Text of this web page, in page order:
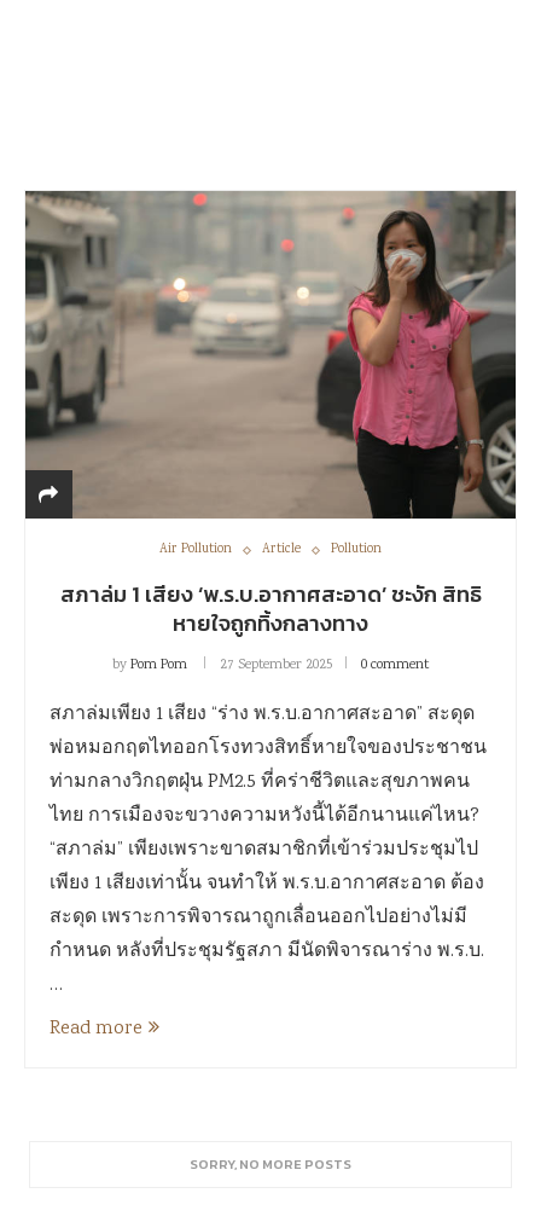
Air Pollution Article Pollution
สภาล่ม 1 เสียง ‘พ.ร.บ.อากาศสะอาด’ ชะงัก สิทธิ
หายใจถูกทิ้งกลางทาง
byPom Pom 27 September 2025 0 comment
สภาล่มเพียง 1 เสียง “ร่าง พ.ร.บ.อากาศสะอาด” สะดุด
พ่อหมอกฤตไทออกโรงทวงสิทธิ์หายใจของประชาชน
ท่ามกลางวิกฤตฝุ่น PM2.5 ที่คร่าชีวิตและสุขภาพคน
ไทย การเมืองจะขวางความหวังนี้ได้อีกนานแค่ไหน?
“สภาล่ม” เพียงเพราะขาดสมาชิกที่เข้าร่วมประชุมไป
เพียง 1 เสียงเท่านั้น จนทำให้ พ.ร.บ.อากาศสะอาด ต้อง
สะดุด เพราะการพิจารณาถูกเลื่อนออกไปอย่างไม่มี
กำหนด หลังที่ประชุมรัฐสภา มีนัดพิจารณาร่าง พ.ร.บ.
…
Read more
SORRY, NO MORE POSTS